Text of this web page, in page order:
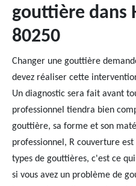
gouttière dans
80250
Changer une gouttière
devez réaliser cette
Un diagnostic sera fait avant
professionnel tiendra bien
gouttière, sa forme et son
professionnel, R couverture
types de gouttières, c'est ce
si vous avez un problème de